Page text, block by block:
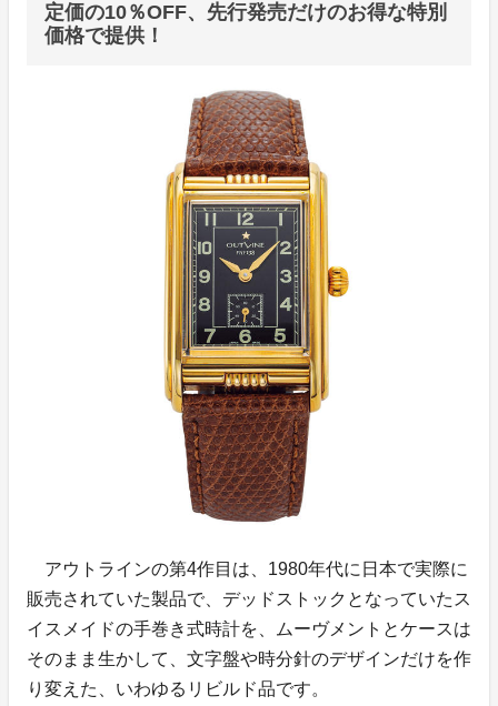
定価の10％OFF、先行発売だけのお得な特別
価格で提供！
アウトラインの第4作目は、1980年代に日本で実際に
販売されていた製品で、デッドストックとなっていたス
イスメイドの手巻き式時計を、ムーヴメントとケースは
そのまま生かして、文字盤や時分針のデザインだけを作
り変えた、いわゆるリビルド品です。